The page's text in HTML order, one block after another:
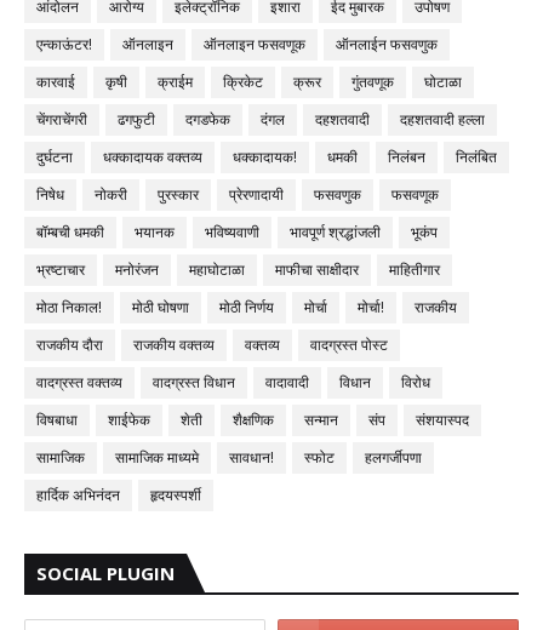
आंदोलन
आरोग्य इलेक्ट्रॉनिक इशारा ईद मुबारक
उपोषण
एन्काऊंटर!
ऑनलाइन ऑनलाइन फसवणूक
ऑनलाईन फसवणुक
कारवाई
कृषी क्राईम क्रिकेट क्रूर गुंतवणूक
घोटाळा
चेंगराचेंगरी
ढगफुटी दगडफेक दंगल दहशतवादी
दहशतवादी हल्ला
दुर्घटना
धक्कादायक वक्तव्य धक्कादायक! धमकी निलंबन
निलंबित
निषेध
नोकरी पुरस्कार प्रेरणादायी फसवणुक
फसवणूक
बॉम्बची धमकी
भयानक भविष्यवाणी भावपूर्ण श्रद्धांजली
भूकंप
भ्रष्टाचार
मनोरंजन महाघोटाळा माफीचा साक्षीदार
माहितीगार
मोठा निकाल!
मोठी घोषणा मोठी निर्णय मोर्चा मोर्चा!
राजकीय
राजकीय दौरा
राजकीय वक्तव्य वक्तव्य
वादग्रस्त पोस्ट
वादग्रस्त वक्तव्य
वादग्रस्त विधान वादावादी विधान
विरोध
विषबाधा
शाईफेक शेती शैक्षणिक सन्मान संप
संशयास्पद
सामाजिक
सामाजिक माध्यमे सावधान! स्फोट
हलगर्जीपणा
हार्दिक अभिनंदन
हृदयस्पर्शी
SOCIAL PLUGIN